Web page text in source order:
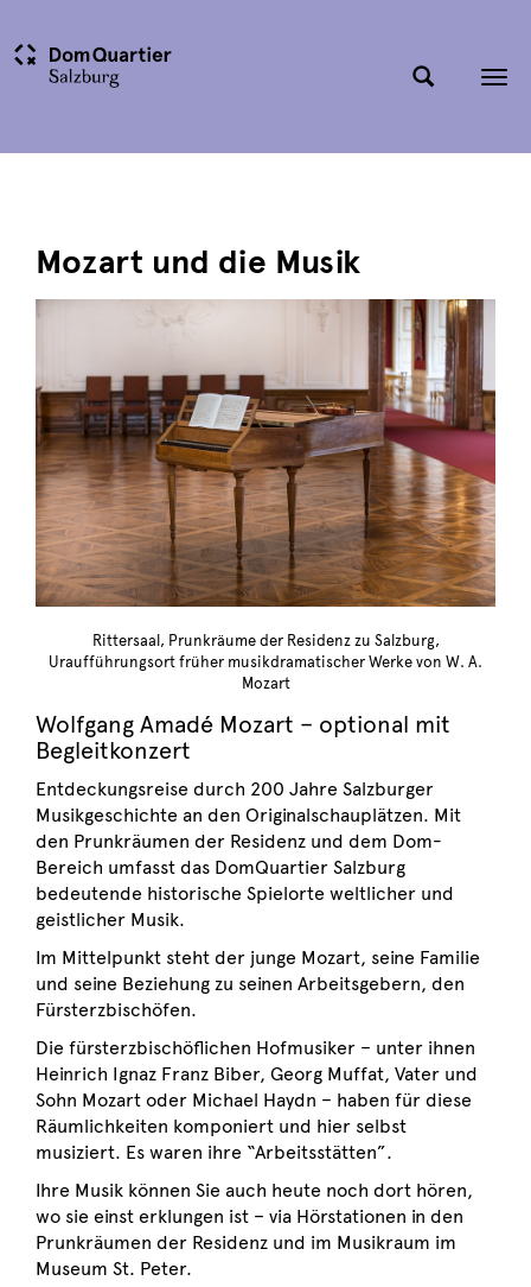
Mozart und die Musik
Rittersaal, Prunkräume der Residenz zu Salzburg,
Uraufführungsort früher musikdramatischer Werke von W. A.
Mozart
Wolfgang Amadé Mozart – optional mit
Begleitkonzert
Entdeckungsreise durch 200 Jahre Salzburger
Musikgeschichte an den Originalschauplätzen. Mit
den Prunkräumen der Residenz und dem Dom-
Bereich umfasst das DomQuartier Salzburg
bedeutende historische Spielorte weltlicher und
geistlicher Musik.
Im Mittelpunkt steht der junge Mozart, seine Familie
und seine Beziehung zu seinen Arbeitsgebern, den
Fürsterzbischöfen.
Die fürsterzbischöflichen Hofmusiker – unter ihnen
Heinrich Ignaz Franz Biber, Georg Muffat, Vater und
Sohn Mozart oder Michael Haydn – haben für diese
Räumlichkeiten komponiert und hier selbst
musiziert. Es waren ihre “Arbeitsstätten”.
Ihre Musik können Sie auch heute noch dort hören,
wo sie einst erklungen ist – via Hörstationen in den
Prunkräumen der Residenz und im Musikraum im
Museum St. Peter.